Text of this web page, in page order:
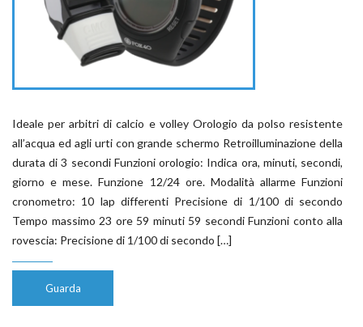
Ideale per arbitri di calcio e volley Orologio da polso resistente
all’acqua ed agli urti con grande schermo Retroilluminazione della
durata di 3 secondi Funzioni orologio: Indica ora, minuti, secondi,
giorno e mese. Funzione 12/24 ore. Modalità allarme Funzioni
cronometro: 10 lap differenti Precisione di 1/100 di secondo
Tempo massimo 23 ore 59 minuti 59 secondi Funzioni conto alla
rovescia: Precisione di 1/100 di secondo […]
Guarda